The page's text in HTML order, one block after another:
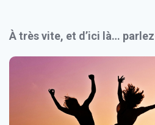
À très vite, et d’ici là…